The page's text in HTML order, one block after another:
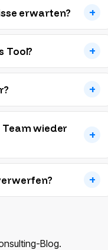
erwarten?
Tool?
Team wieder
Blog.